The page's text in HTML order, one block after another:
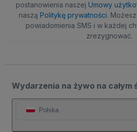
postanowienia naszej Umowy
naszą Politykę prywatności.
powiadomienia SMS i w każdej
zrezygnować.
Wydarzenia na żywo na całym
Polska